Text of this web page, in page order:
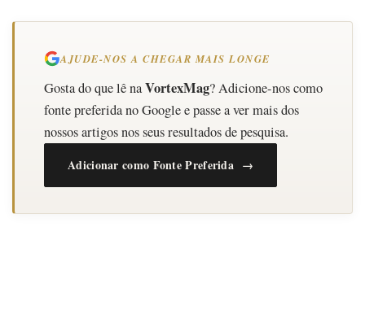
AJUDE-NOS A CHEGAR MAIS LONGE
Gosta do que lê naVortexMag? Adicione-nos como
fonte preferida no Google e passe a ver mais dos
nossos artigos nos seus resultados de pesquisa.
Adicionar como Fonte Preferida →